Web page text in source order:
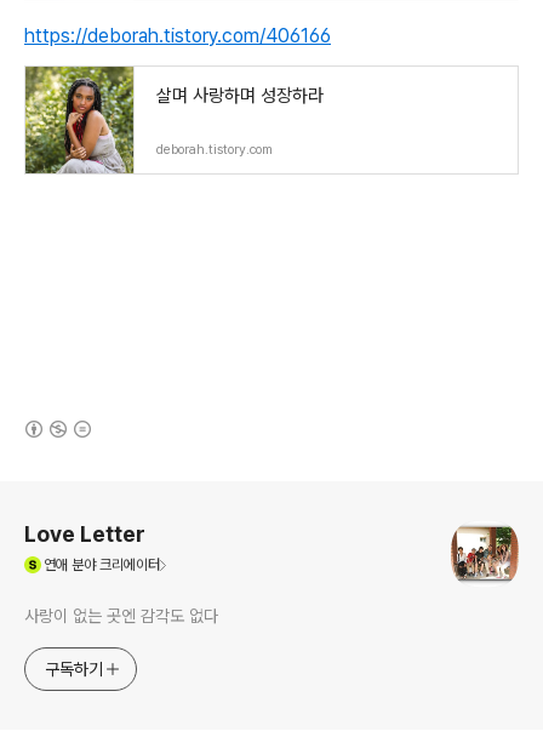
https://deborah.tistory.com/406166
살며 사랑하며 성장하라
deborah.tistory.com
Love Letter
연애 분야 크리에이터
사랑이 없는 곳엔 감각도 없다
구독하기